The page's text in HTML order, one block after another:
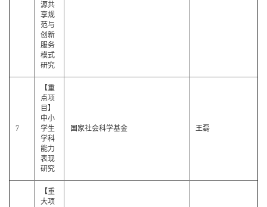
源共
享规
范与
创新
服务
模式
研究
7
【重
点项
目】
中小
学生
学科
能力
表现
研究
国家社会科学基金 王磊
【重
大项